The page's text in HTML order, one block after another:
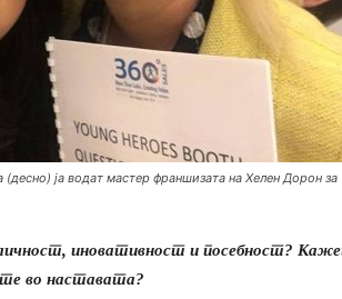
ја водат мастер франшизата на Хелен Дорон за
иновативност и посебност?
во наставата?